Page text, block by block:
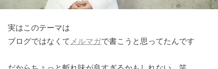
実はこのテーマは
ブログではなくて メルマガで書こうと思ってたんです